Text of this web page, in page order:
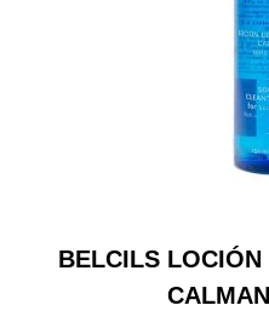
BELCILS